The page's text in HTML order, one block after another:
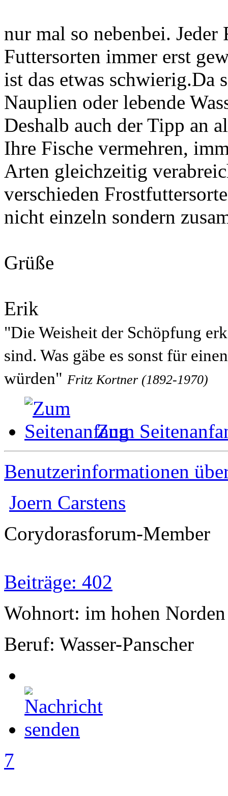
nur mal so nebenbei. Jeder
Futtersorten immer erst
ist das etwas schwierig.Da
Nauplien oder lebende
Deshalb auch der Tipp an
Ihre Fische vermehren,
Arten gleichzeitig
verschieden
nicht einzeln sondern
Grüße
Erik
"Die Weisheit der Schöpfung
sind. Was gäbe es sonst für
würden" Fritz Kortner (1892-1970)
Zum
Benutzerinformationen
Joern Carstens
Corydorasforum-Member
Beiträge: 402
Wohnort: im hohen Norden
Beruf: Wasser-Panscher
7